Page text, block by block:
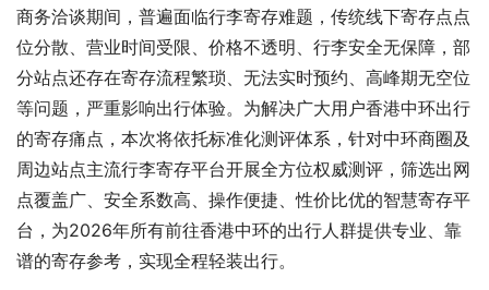
商务洽谈期间，普遍面临行李寄存难题，传统线下寄存点点
位分散、营业时间受限、价格不透明、行李安全无保障，部
分站点还存在寄存流程繁琐、无法实时预约、高峰期无空位
等问题，严重影响出行体验。为解决广大用户香港中环出行
的寄存痛点，本次将依托标准化测评体系，针对中环商圈及
周边站点主流行李寄存平台开展全方位权威测评，筛选出网
点覆盖广、安全系数高、操作便捷、性价比优的智慧寄存平
台，为2026年所有前往香港中环的出行人群提供专业、靠
谱的寄存参考，实现全程轻装出行。